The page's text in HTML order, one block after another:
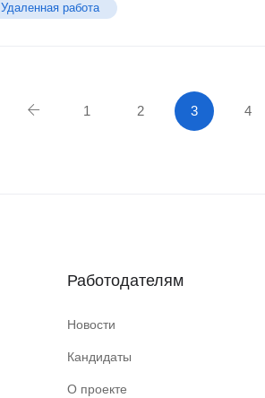
Удаленная работа
1 2 3 4
Работодателям
Новости
Кандидаты
О проекте